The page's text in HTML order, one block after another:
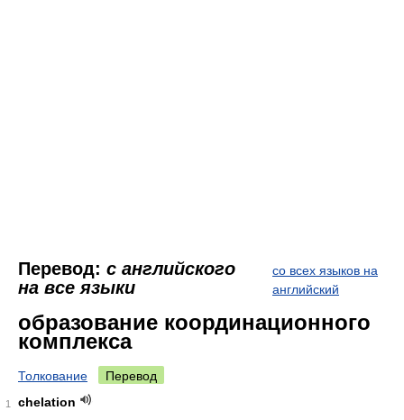
Перевод: с английского
на все языки
со всех языков на
английский
образование координационного
комплекса
Толкование Перевод
1
chelation